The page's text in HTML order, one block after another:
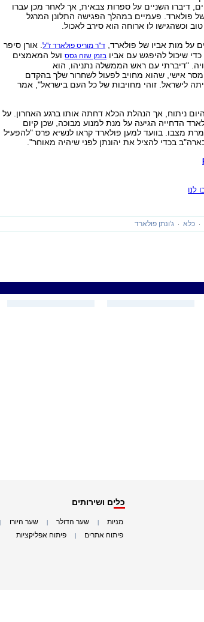
דיברו השניים על ספרות צבאית, אך לאחר מכן עברו
פולארד. פעמיים במהלך הפגישה התלונן המרגל
וכשהגישו לו ארוחה הוא סירב לאכול.
על מות אביו של פולארד, ד"ר מוריס פולארד ז"ל. אורן סיפר
כדי שיכול להיפגש עם אביו בזמן שזה גססועל המאמצים
"דיברתי עם ראש הממשלה נתניהו, הוא
אישי, שהוא מחויב לפעול לשחרור שלך בהקדם
לישראל. זוהי מחויבות של כל העם בישראל", אמר
ניתוח, אך הנהלת הכלא דחתה אותו ברגע האחרון. על
הדחייה הגיעה על מנת למנוע מבוכה, שכן קיום
מצבו. בוועד למען פולארד קראו לנשיא פרס "להפעיל
בכדי להציל את יהונתן לפני שיהיה מאוחר".
לנו
כלא ג'ונתן פולארד
כלים ושירותים
מניות שער הדולר שער היורו
פיתוח אתרים פיתוח אפליקציות